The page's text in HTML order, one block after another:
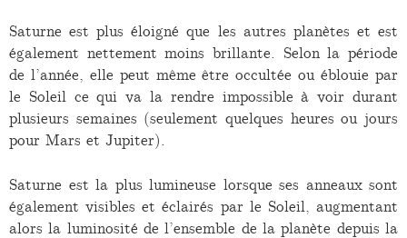
Saturne est plus éloigné que les autres planètes et est
également nettement moins brillante. Selon la période
de l’année, elle peut même être occultée ou éblouie par
le Soleil ce qui va la rendre impossible à voir durant
plusieurs semaines (seulement quelques heures ou jours
pour Mars et Jupiter).
Saturne est la plus lumineuse lorsque ses anneaux sont
également visibles et éclairés par le Soleil, augmentant
alors la luminosité de l’ensemble de la planète depuis la